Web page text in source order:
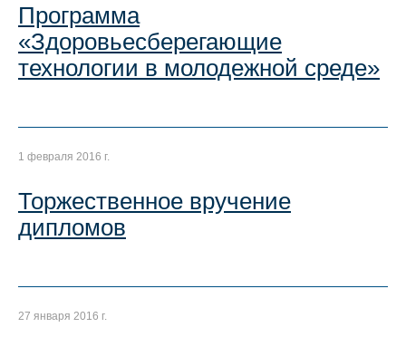
Программа
«Здоровьесберегающие
технологии в молодежной среде»
1 февраля 2016 г.
Торжественное вручение
дипломов
27 января 2016 г.